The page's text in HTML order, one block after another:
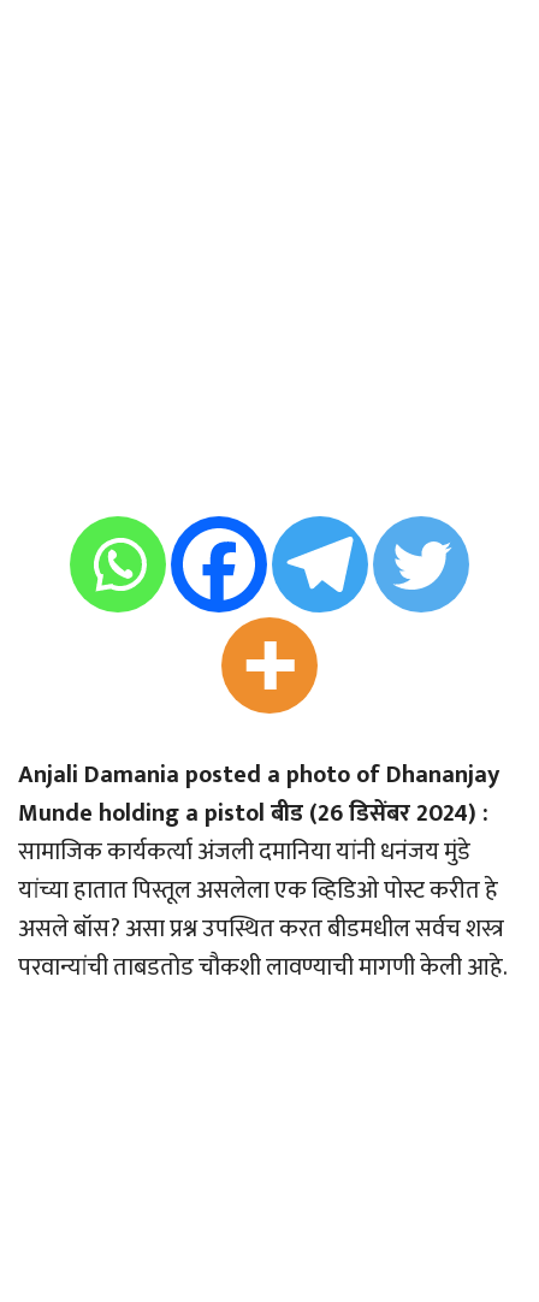
Anjali Damania posted a photo of Dhananjay
Munde holding a pistol बीड (26 डिसेंबर 2024) :
सामाजिक कार्यकर्त्या अंजली दमानिया यांनी धनंजय मुंडे
यांच्या हातात पिस्तूल असलेला एक व्हिडिओ पोस्ट करीत हे
असले बॉस? असा प्रश्न उपस्थित करत बीडमधील सर्वच शस्त्र
परवान्यांची ताबडतोड चौकशी लावण्याची मागणी केली आहे.